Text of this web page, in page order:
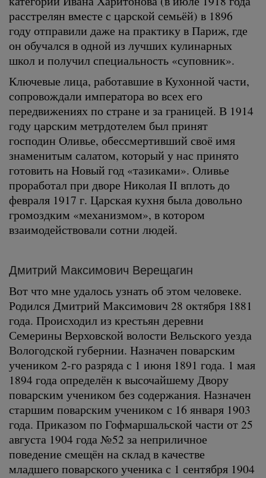
расстрелян вместе с царской семьёй) в 1896
году отправили даже на практику в Париж, где
он обучался в одной из лучших кулинарных
школ и получил специальность «суповник».
Ключевые лица, работавшие в Кухонной части,
сопровождали императора во всех его
передвижениях по стране и за границей. В 1914
году царским метрдотелем был принят
господин Оливье, обессмертивший своё имя
знаменитым салатом, который у нас принято
готовить на Новый год «тазиками». Оливье
проработал при дворе Николая II вплоть до
февраля 1917 г. Царская кухня была довольно
громоздким «механизмом», в котором
взаимодействовали сотни людей.
Дмитрий Максимович Верещагин
Вот что мне удалось узнать об этом человеке.
Родился Дмитрий Максимович 28 октября 1881
года. Происходил из крестьян деревни
Семерины Верховской волости Вельского уезда
Вологодской губернии. Назначен поварским
учеником 2-го разряда с 1 июня 1891 года. 1 мая
1894 года определён к высочайшему Двору
поварским учеником без содержания. Назначен
старшим поварским учеником с 16 января 1903
года. Приказом по Гофмаршальской части от 25
августа 1904 года №52 за неприличное
поведение смещён на склад в качестве
младшего поварского ученика с 1 сентября 1904